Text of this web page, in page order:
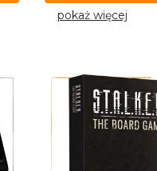
pokaż więcej